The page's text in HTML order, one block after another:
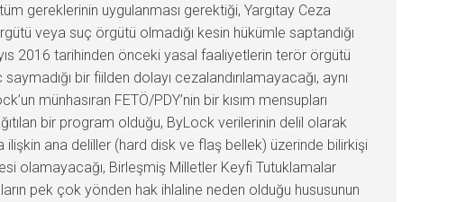
gereklerinin uygulanması gerektiği, Yargıtay Ceza
veya suç örgütü olmadığı kesin hükümle saptandığı
2016 tarihinden önceki yasal faaliyetlerin terör örgütü
bir fiilden dolayı cezalandırılamayacağı, aynı
münhasıran FETÖ/PDY’nin bir kısım mensupları
bir program olduğu, ByLock verilerinin delil olarak
ilişkin ana deliller (hard disk ve flaş bellek) üzerinde bilirkişi
olamayacağı, Birleşmiş Milletler Keyfi Tutuklamalar
pek çok yönden hak ihlaline neden olduğu hususunun